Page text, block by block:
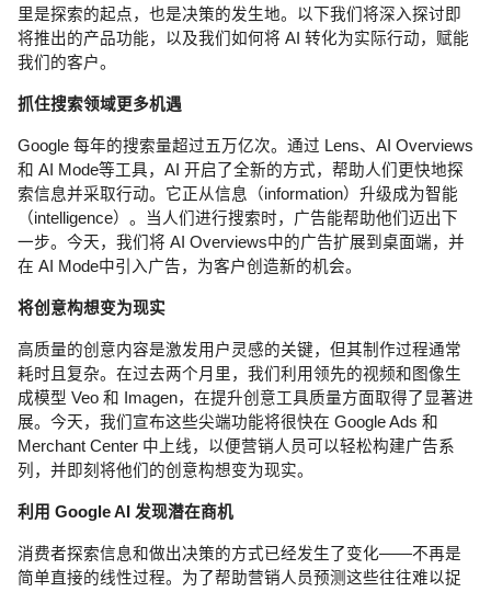
里是探索的起点，也是决策的发生地。以下我们将深入探讨即
将推出的产品功能，以及我们如何将 AI 转化为实际行动，赋能
我们的客户。
抓住搜索领域更多机遇
Google 每年的搜索量超过五万亿次。通过 Lens、AI Overviews
和 AI Mode等工具，AI 开启了全新的方式，帮助人们更快地探
索信息并采取行动。它正从信息（information）升级成为智能
（intelligence）。当人们进行搜索时，广告能帮助他们迈出下
一步。今天，我们将 AI Overviews中的广告扩展到桌面端，并
在 AI Mode中引入广告，为客户创造新的机会。
将创意构想变为现实
高质量的创意内容是激发用户灵感的关键，但其制作过程通常
耗时且复杂。在过去两个月里，我们利用领先的视频和图像生
成模型 Veo 和 Imagen，在提升创意工具质量方面取得了显著进
展。今天，我们宣布这些尖端功能将很快在 Google Ads 和
Merchant Center 中上线，以便营销人员可以轻松构建广告系
列，并即刻将他们的创意构想变为现实。
利用 Google AI 发现潜在商机
消费者探索信息和做出决策的方式已经发生了变化——不再是
简单直接的线性过程。为了帮助营销人员预测这些往往难以捉